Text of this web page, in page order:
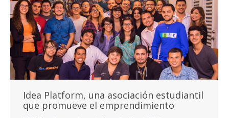
Idea Platform, una asociación estudiantil
que promueve el emprendimiento